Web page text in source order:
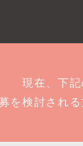
現在、下
を検討され